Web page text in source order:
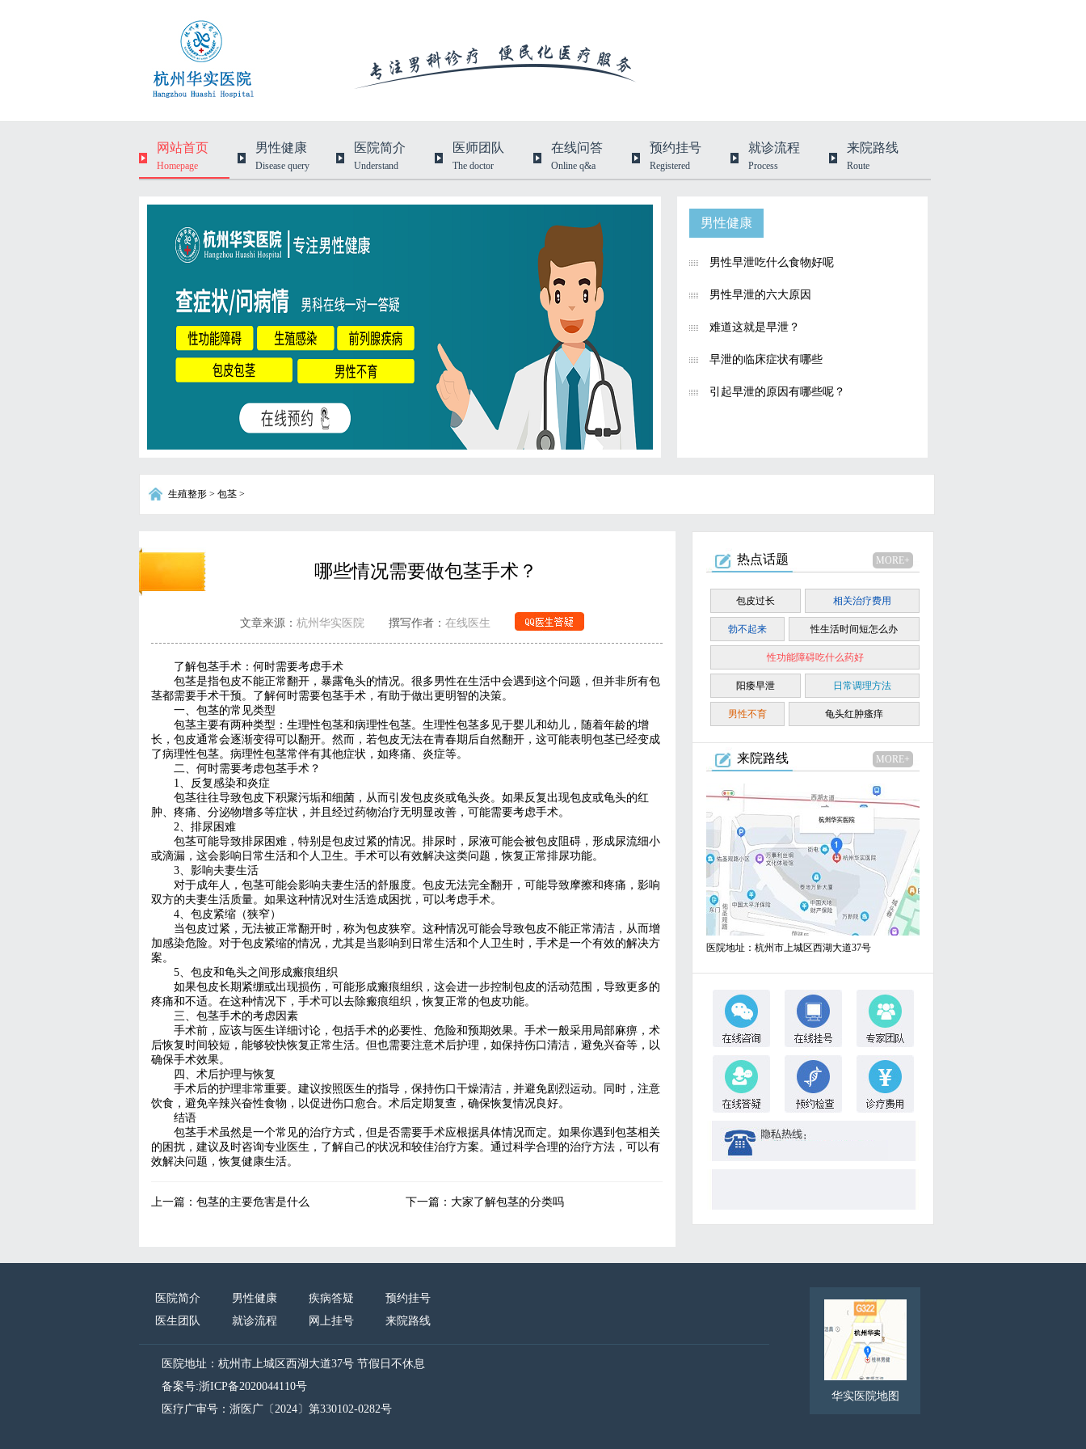
网站首页
Homepage
男性健康
Disease query
医院简介
Understand
医师团队
The doctor
在线问答
Online q&a
预约挂号
Registered
就诊流程
Process
来院路线
Route
男性健康
男性早泄吃什么食物好呢
男性早泄的六大原因
难道这就是早泄？
早泄的临床症状有哪些
引起早泄的原因有哪些呢？
生殖整形 > 包茎 >
哪些情况需要做包茎手术？
文章来源： 杭州华实医院 撰写作者： 在线医生
了解包茎手术：何时需要考虑手术
包茎是指包皮不能正常翻开，暴露龟头的情况。很多男性在生活中会遇到这个问题，但并非所有包
茎都需要手术干预。了解何时需要包茎手术，有助于做出更明智的决策。
一、包茎的常见类型
包茎主要有两种类型：生理性包茎和病理性包茎。生理性包茎多见于婴儿和幼儿，随着年龄的增
长，包皮通常会逐渐变得可以翻开。然而，若包皮无法在青春期后自然翻开，这可能表明包茎已经变成
了病理性包茎。病理性包茎常伴有其他症状，如疼痛、炎症等。
二、何时需要考虑包茎手术？
1、反复感染和炎症
包茎往往导致包皮下积聚污垢和细菌，从而引发包皮炎或龟头炎。如果反复出现包皮或龟头的红
肿、疼痛、分泌物增多等症状，并且经过药物治疗无明显改善，可能需要考虑手术。
2、排尿困难
包茎可能导致排尿困难，特别是包皮过紧的情况。排尿时，尿液可能会被包皮阻碍，形成尿流细小
或滴漏，这会影响日常生活和个人卫生。手术可以有效解决这类问题，恢复正常排尿功能。
3、影响夫妻生活
对于成年人，包茎可能会影响夫妻生活的舒服度。包皮无法完全翻开，可能导致摩擦和疼痛，影响
双方的夫妻生活质量。如果这种情况对生活造成困扰，可以考虑手术。
4、包皮紧缩（狭窄）
当包皮过紧，无法被正常翻开时，称为包皮狭窄。这种情况可能会导致包皮不能正常清洁，从而增
加感染危险。对于包皮紧缩的情况，尤其是当影响到日常生活和个人卫生时，手术是一个有效的解决方
案。
5、包皮和龟头之间形成瘢痕组织
如果包皮长期紧绷或出现损伤，可能形成瘢痕组织，这会进一步控制包皮的活动范围，导致更多的
疼痛和不适。在这种情况下，手术可以去除瘢痕组织，恢复正常的包皮功能。
三、包茎手术的考虑因素
手术前，应该与医生详细讨论，包括手术的必要性、危险和预期效果。手术一般采用局部麻痹，术
后恢复时间较短，能够较快恢复正常生活。但也需要注意术后护理，如保持伤口清洁，避免兴奋等，以
确保手术效果。
四、术后护理与恢复
手术后的护理非常重要。建议按照医生的指导，保持伤口干燥清洁，并避免剧烈运动。同时，注意
饮食，避免辛辣兴奋性食物，以促进伤口愈合。术后定期复查，确保恢复情况良好。
结语
包茎手术虽然是一个常见的治疗方式，但是否需要手术应根据具体情况而定。如果你遇到包茎相关
的困扰，建议及时咨询专业医生，了解自己的状况和较佳治疗方案。通过科学合理的治疗方法，可以有
效解决问题，恢复健康生活。
上一篇： 包茎的主要危害是什么 下一篇： 大家了解包茎的分类吗
热点话题 MORE+
包皮过长 相关治疗费用
勃不起来 性生活时间短怎么办
性功能障碍吃什么药好
阳痿早泄 日常调理方法
男性不育 龟头红肿瘙痒
来院路线 MORE+
医院地址：杭州市上城区西湖大道37号
医院简介 男性健康 疾病答疑
预约挂号
医生团队
就诊流程 网上挂号 来院路线
医院地址：杭州市上城区西湖大道37号 节假日不休息
备案号:浙ICP备2020044110号
医疗广审号：浙医广〔2024〕第330102-0282号
华实医院地图